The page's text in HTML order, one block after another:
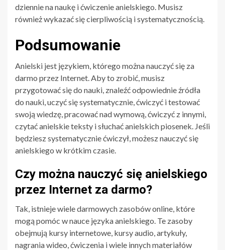
dziennie na naukę i ćwiczenie anielskiego. Musisz
również wykazać się cierpliwością i systematycznością.
Podsumowanie
Anielski jest językiem, którego można nauczyć się za
darmo przez Internet. Aby to zrobić, musisz
przygotować się do nauki, znaleźć odpowiednie źródła
do nauki, uczyć się systematycznie, ćwiczyć i testować
swoją wiedzę, pracować nad wymową, ćwiczyć z innymi,
czytać anielskie teksty i słuchać anielskich piosenek. Jeśli
będziesz systematycznie ćwiczył, możesz nauczyć się
anielskiego w krótkim czasie.
Czy można nauczyć się anielskiego
przez Internet za darmo?
Tak, istnieje wiele darmowych zasobów online, które
mogą pomóc w nauce języka anielskiego. Te zasoby
obejmują kursy internetowe, kursy audio, artykuły,
nagrania wideo, ćwiczenia i wiele innych materiałów